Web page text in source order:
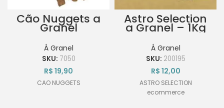
Cão Nuggets a
Granel
Á Granel
SKU: 7050
R$ 19,90
CAO NUGGETS
Astro Selection
a Granel – 1Kg
Á Granel
SKU: 200195
R$ 12,00
ASTRO SELECTION
ecommerce